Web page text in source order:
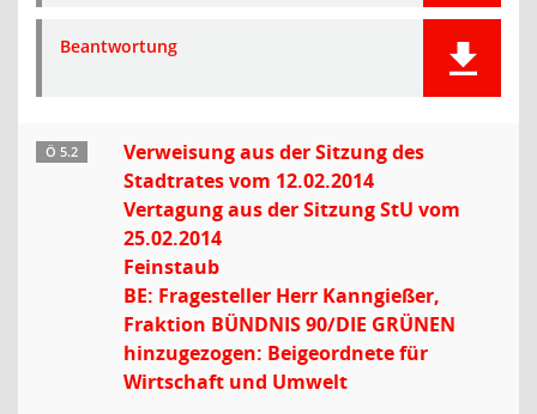
Beantwortung
Ö 5.2
Verweisung aus der Sitzung des
Stadtrates vom 12.02.2014
Vertagung aus der Sitzung StU vom
25.02.2014
Feinstaub
BE: Fragesteller Herr Kanngießer,
Fraktion BÜNDNIS 90/DIE GRÜNEN
hinzugezogen: Beigeordnete für
Wirtschaft und Umwelt